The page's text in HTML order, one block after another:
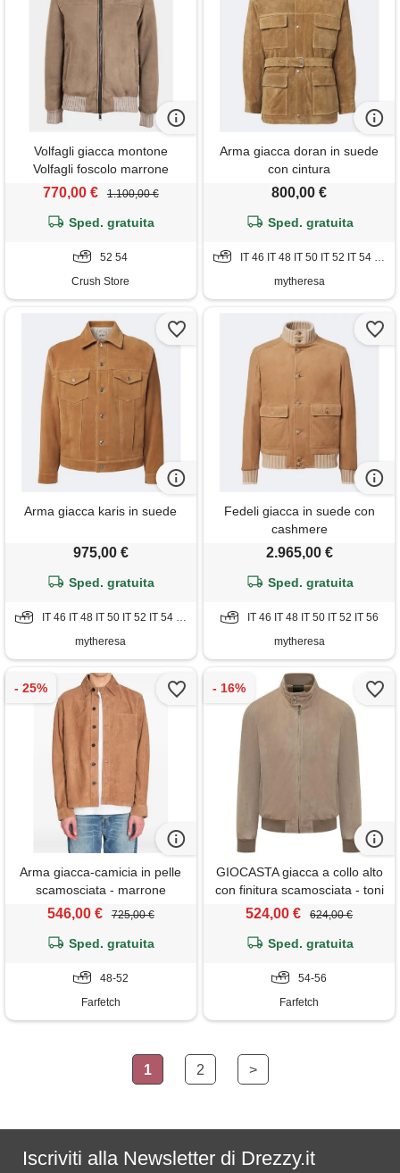
Volfagli giacca montone
Volfagli foscolo marrone
770,00 € 1.100,00 €
Sped. gratuita
52 54
Crush Store
Arma giacca doran in suede
con cintura
800,00 €
Sped. gratuita
IT 46 IT 48 IT 50 IT 52 IT 54 IT 56
mytheresa
Arma giacca karis in suede
975,00 €
Sped. gratuita
IT 46 IT 48 IT 50 IT 52 IT 54 IT 56
mytheresa
Fedeli giacca in suede con
cashmere
2.965,00 €
Sped. gratuita
IT 46 IT 48 IT 50 IT 52 IT 56
mytheresa
Arma giacca-camicia in pelle
scamosciata - marrone
546,00 € 725,00 €
Sped. gratuita
48-52
Farfetch
GIOCASTA giacca a collo alto
con finitura scamosciata - toni
neutri
524,00 € 624,00 €
Sped. gratuita
54-56
Farfetch
1 2 >
Iscriviti alla Newsletter di Drezzy.it